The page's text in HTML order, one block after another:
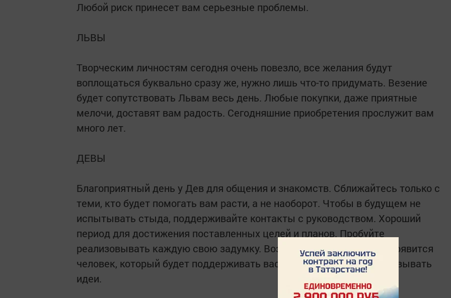
Любой риск принесет вам серьезные проблемы.
ЛЬВЫ
Творческим личностям сегодня очень повезло, все желания будут
воплощаться буквально сразу же, нужно лишь что-то придумать. Везение
будет сопутствовать Львам весь день. Любые покупки, даже приятные
мелочи, доставят вам радость. Сегодняшние приобретения прослужит вам
много лет.
ДЕВЫ
Благоприятный день у Дев для общения и знакомств. Сближайтесь только с
теми, кто будет помогать вам расти, а не наоборот. Чтобы в будущем не
испытывать стыда, поддерживайте контакты с руководством. Хороший
период для достижения поставленных целей и планов. Пробуйте
реализовывать каждую свою задумку. Возможно, в вашей жизни появится
человек, который будет поддерживать вас и помогать вам реализовывать
идеи.